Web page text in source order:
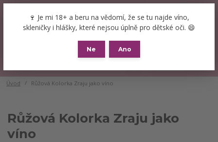
🍷 Je mi 18+ a beru na vědomí, že se tu najde víno,
skleničky i hlášky, které nejsou úplně pro dětské oči. 😄
Ne
Ano
0 Kč
Úvod Růžová Kolorka Zraju jako víno
Růžová Kolorka Zraju jako
víno